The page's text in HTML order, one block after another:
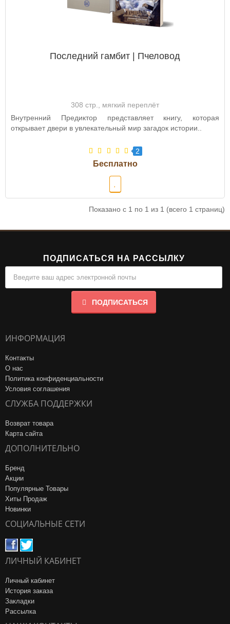
Последний гамбит | Пчеловод
308 стр., мягкий переплёт
Внутренний Предиктор представляет книгу, которая
открывает двери в увлекательный мир загадок истории..
2
Показано с 1 по 1 из 1 (всего 1 страниц)
ПОДПИСАТЬСЯ НА РАССЫЛКУ
ПОДПИСАТЬСЯ
ИНФОРМАЦИЯ
Контакты
О нас
Политика конфиденциальности
Условия соглашения
СЛУЖБА ПОДДЕРЖКИ
Возврат товара
Карта сайта
ДОПОЛНИТЕЛЬНО
Бренд
Акции
Популярные Товары
Хиты Продаж
Новинки
СОЦИАЛЬНЫЕ СЕТИ
ЛИЧНЫЙ КАБИНЕТ
Личный кабинет
История заказа
Закладки
Рассылка